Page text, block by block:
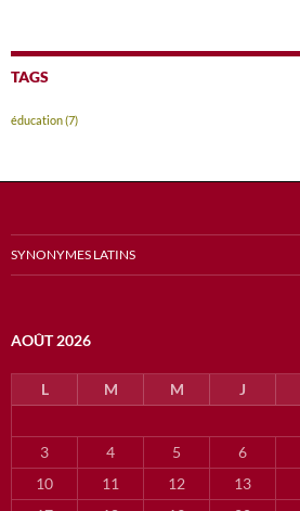
TAGS
éducation(7)
SYNONYMES LATINS
AOÛT 2026
L M M J
3
4 5 6
10
11 12 13